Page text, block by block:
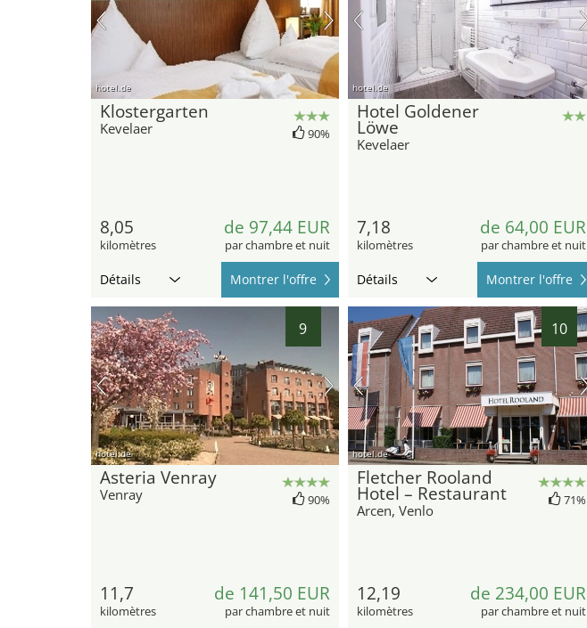
hotel.de
Klostergarten
Kevelaer 90%
8,05
kilomètres
de 97,44 EUR
par chambre et nuit
Détails Montrer l'offre
hotel.de
Hotel Goldener
Löwe
Kevelaer
7,18
kilomètres
de 64,00 EUR
par chambre et nuit
Détails Montrer l'offre
9
hotel.de
Asteria Venray
Venray 90%
11,7
kilomètres
de 141,50 EUR
par chambre et nuit
10
hotel.de
Fletcher Rooland
Hotel – Restaurant
Arcen, Venlo
71%
12,19
kilomètres
de 234,00 EUR
par chambre et nuit